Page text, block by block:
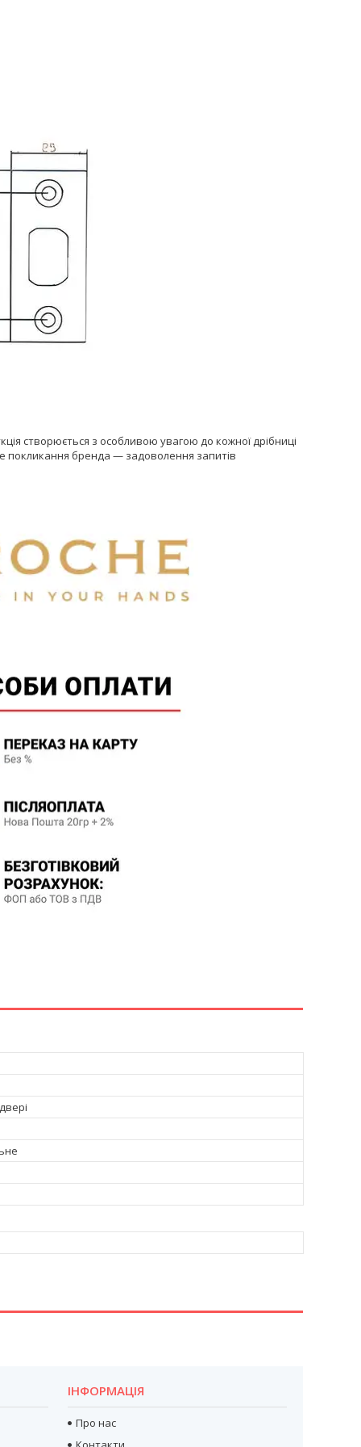
створюється з особливою увагою до кожної дрібниці
покликання бренда — задоволення запитів
ІНФОРМАЦІЯ
Про нас